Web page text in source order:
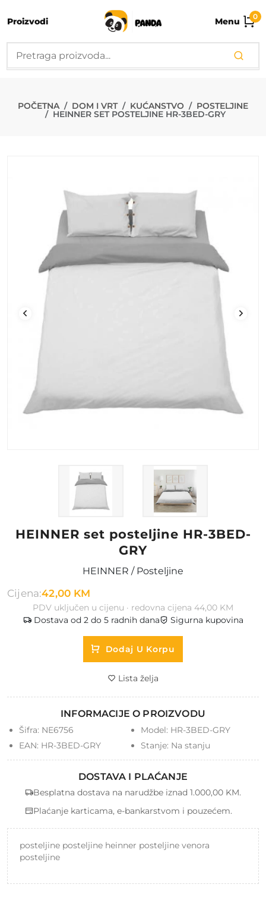
Proizvodi Menu 0
HEINNER SET
POČETNA DOM I VRT KUĆANSTVO POSTELJINE
HEINNER SET POSTELJINE HR-3BED-GRY
HEINNER set posteljine HR-3BED-
GRY
HEINNER / Posteljine
Cijena:42,00 KM
PDV uključen u cijenu · redovna cijena 44,00 KM
Dostava od 2 do 5 radnih dana
Sigurna kupovina
Dodaj U Korpu
Lista želja
INFORMACIJE O PROIZVODU
Šifra: NE6756 Model: HR-3BED-GRY
EAN: HR-3BED-GRY Stanje: Na stanju
DOSTAVA I PLAĆANJE
Besplatna dostava na narudžbe iznad 1.000,00 KM.
Plaćanje karticama, e-bankarstvom i pouzećem.
posteljine posteljine heinner posteljine venora
posteljine